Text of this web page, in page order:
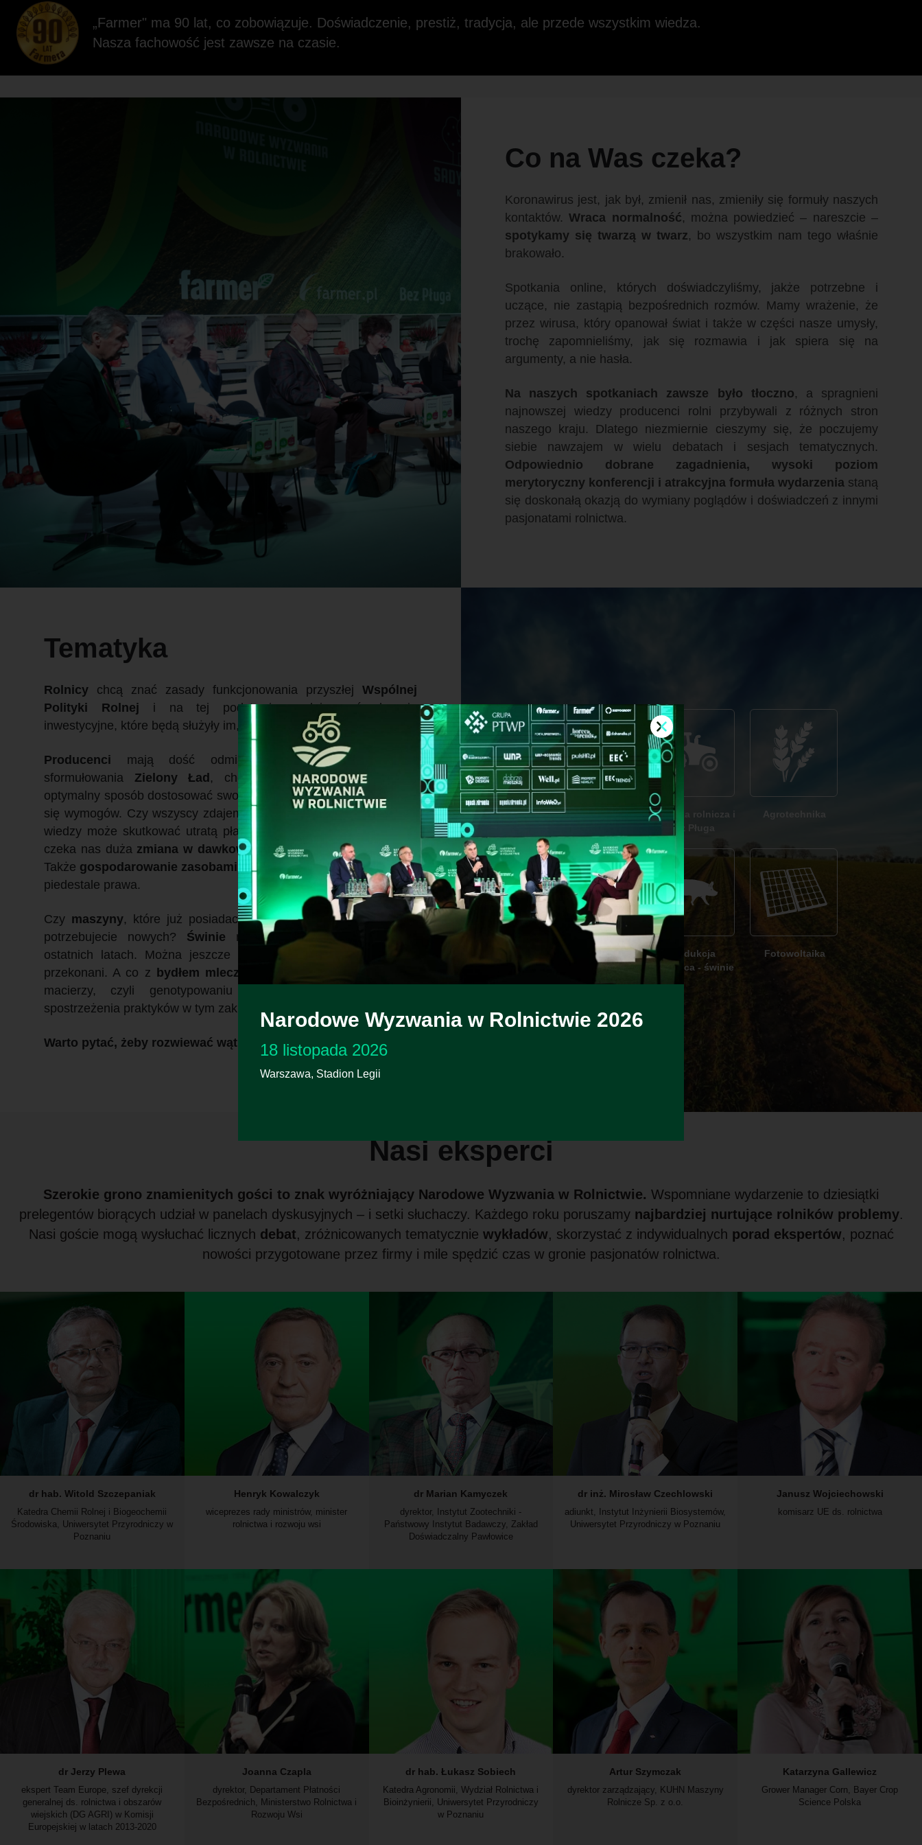
AGROTECHNIKA cz. 3
„Farmer" ma 90 lat, co zobowiązuje. Doświadczenie, prestiż, tradycja, ale przede wszystkim wiedza.
Nasza fachowość jest zawsze na czasie.
Co na Was czeka?
Koronawirus jest, jak był, zmienił nas, zmieniły się formuły naszych
kontaktów.Wraca normalność, można powiedzieć – nareszcie –
spotykamy się twarzą w twarz, bo wszystkim nam tego właśnie
brakowało.
Spotkania online, których doświadczyliśmy, jakże potrzebne i
uczące, nie zastąpią bezpośrednich rozmów. Mamy wrażenie, że
przez wirusa, który opanował świat i także w części nasze umysły,
trochę zapomnieliśmy, jak się rozmawia i jak spiera się na
argumenty, a nie hasła.
Na naszych spotkaniach zawsze było tłoczno, a spragnieni
najnowszej wiedzy producenci rolni przybywali z różnych stron
naszego kraju. Dlatego niezmiernie cieszymy się, że poczujemy
siebie nawzajem w wielu debatach i sesjach tematycznych.
Odpowiednio dobrane zagadnienia, wysoki poziom
merytoryczny konferencji i atrakcyjna formuła wydarzenia staną
się doskonałą okazją do wymiany poglądów i doświadczeń z innymi
pasjonatami rolnictwa.
Zielony Ład i głód
Technika rolnicza i
Bez Pługa
Agrotechnika
Produkcja
zwierzęca - bydło
Produkcja
zwierzęca - świnie
Fotowoltaika
Tematyka
Rolnicy chcą znać zasady funkcjonowania przyszłej Wspólnej
Polityki Rolnej i na tej podstawie podejmować decyzje
inwestycyjne, które będą służyły im, ich rodzinom i nam wszystkim.
Producenci mają dość odmiany przez różne przypadki
sformułowania Zielony Ład, chcą poznać jego zasady i w
optymalny sposób dostosować swoje gospodarstwa do zbliżających
się wymogów. Czy wszyscy zdajemy sobie sprawę z tego, że brak
wiedzy może skutkować utratą płatności? A skoro Zielony Ład, to
czeka nas duża zmiana w dawkowaniu pestycydów i nawozów
Także gospodarowanie zasobami wodnymi
będzie postawione na
piedestale prawa.
Czy maszyny, które już posiadacie, da się udoskonalić, a może
potrzebujecie nowych? Świnie nie mają najlepszej passy w
ostatnich latach. Można jeszcze wiele zmienić, jesteśmy o tym
przekonani. A co z bydłem mlecznym
macierzy, czyli genotypowaniu samic? Zapewne tak, ale
spostrzeżenia praktyków w tym zakresie są bezcenne.
Warto pytać, żeby rozwiewać wątpliwości.
Nasi eksperci
Szerokie grono znamienitych gości to znak wyróżniający Narodowe Wyzwania w Rolnictwie. Wspomniane wydarzenie to dziesiątki
prelegentów biorących udział w panelach dyskusyjnych – i setki słuchaczy. Każdego roku poruszamy najbardziej nurtujące rolników problemy.
Nasi goście mogą wysłuchać licznych debat, zróżnicowanych tematycznie wykładów, skorzystać z indywidualnych porad ekspertów, poznać
nowości przygotowane przez firmy i mile spędzić czas w gronie pasjonatów rolnictwa.
dr hab. Witold Szczepaniak
Katedra Chemii Rolnej i Biogeochemii
Środowiska, Uniwersytet Przyrodniczy w
Poznaniu
Henryk Kowalczyk
wiceprezes rady ministrów, minister
rolnictwa i rozwoju wsi
dr Marian Kamyczek
dyrektor, Instytut Zootechniki -
Państwowy Instytut Badawczy, Zakład
Doświadczalny Pawłowice
dr inż. Mirosław Czechlowski
adiunkt, Instytut Inżynierii Biosystemów,
Uniwersytet Przyrodniczy w Poznaniu
Janusz Wojciechowski
komisarz UE ds. rolnictwa
dr Jerzy Plewa
ekspert Team Europe, szef dyrekcji
generalnej ds. rolnictwa i obszarów
wiejskich (DG AGRI) w Komisji
Europejskiej w latach 2013-2020
Joanna Czapla
dyrektor, Departament Płatności
Bezpośrednich, Ministerstwo Rolnictwa i
Rozwoju Wsi
dr hab. Łukasz Sobiech
Katedra Agronomii, Wydział Rolnictwa i
Bioinżynierii, Uniwersytet Przyrodniczy
w Poznaniu
Artur Szymczak
dyrektor zarządzający, KUHN Maszyny
Rolnicze Sp. z o.o.
Katarzyna Gallewicz
Grower Manager Corn, Bayer Crop
Science Polska
Narodowe Wyzwania w Rolnictwie 2026
18 listopada 2026
Warszawa, Stadion Legii